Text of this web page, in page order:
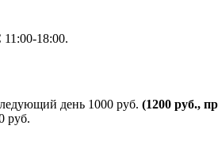
18:00.
день 1000 руб. (1200 руб.,
руб.